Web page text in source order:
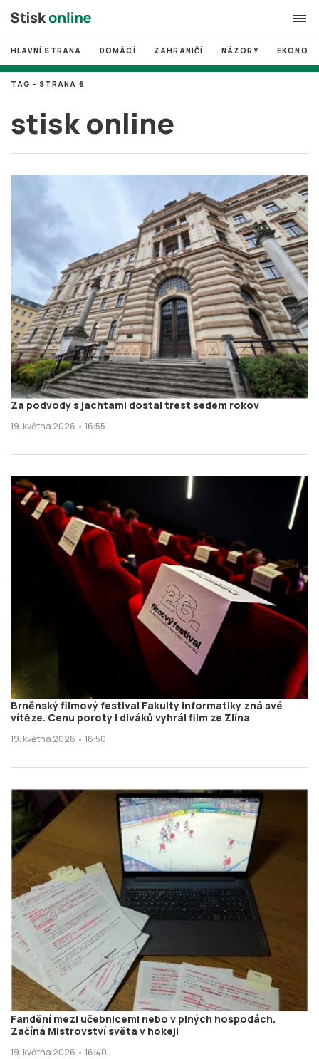
search
# MUNI
# Brno
# volby
Založit nový účet
HLAVNÍ STRANA DOMÁCÍ ZAHRANIČÍ NÁZORY
stisk online
TAG - STRANA 6
Za podvody s jachtami dostal trest sedem rokov
19. května 2026 • 16:55
Brněnský filmový festival Fakulty informatiky zná své
vítěze. Cenu poroty i diváků vyhrál film ze Zlína
19. května 2026 • 16:50
Fandění mezi učebnicemi nebo v plných hospodách.
Začíná Mistrovství světa v hokeji
19. května 2026 • 16:40